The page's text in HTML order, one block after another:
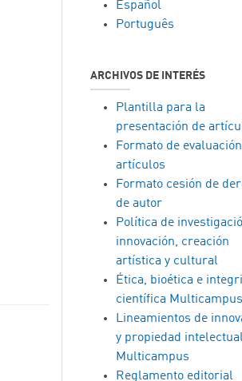
Español
Português
ARCHIVOS DE INTERÉS
Plantilla para la
presentación de
Formato de
artículos
Formato cesión de
de autor
Política de
innovación, creación
artística y cultural
Ética, bioética e
científica Multicampus
Lineamientos de
y propiedad
Multicampus
Reglamento editorial